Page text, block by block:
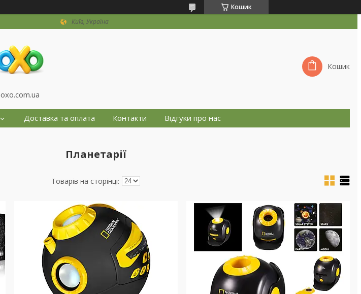
Кошик
Київ, Україна
oxo.com.ua
Кошик
Доставка та оплата Контакти Відгуки про нас
Планетарії